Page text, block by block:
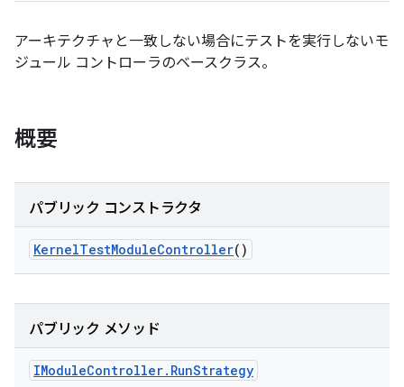
アーキテクチャと一致しない場合にテストを実行しないモ
ジュール コントローラのベースクラス。
概要
パブリック コンストラクタ
KernelTestModuleController()
パブリック メソッド
IModuleController. RunStrategy